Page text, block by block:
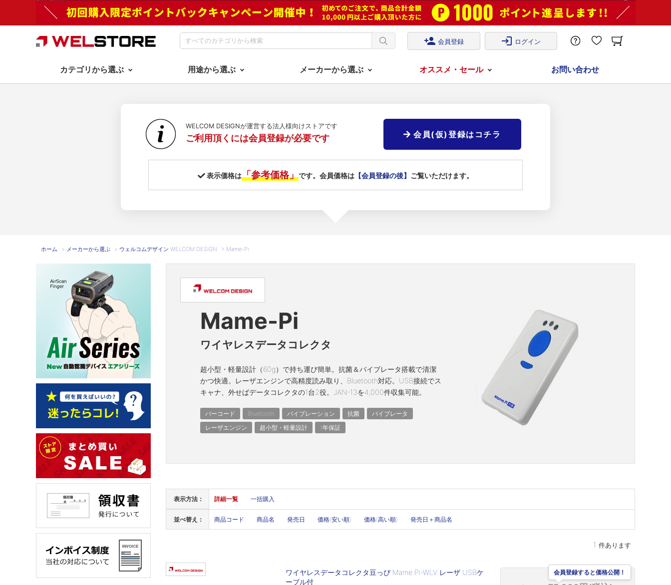
person_add 会員登録 login ログイン
カテゴリから選ぶ 用途から選ぶ メーカーから選ぶ オススメ・セール お問い合わせ
WELCOM DESIGNが運営する法人様向けストアです
ご利用頂くには会員登録が必要です 会員(仮)登録はコチラ
表示価格は「参考価格」です。会員価格は【会員登録の後】 ご覧いただけます。
ホーム > メーカーから選ぶ > ウェルコムデザイン WELCOM DESIGN > Mame-Pi
Mame-Pi
ワイヤレスデータコレクタ
超小型・軽量設計（60g）で持ち運び簡単。抗菌＆バイブレータ搭載で清潔
かつ快適。レーザエンジンで高精度読み取り、Bluetooth対応。USB接続でス
キャナ、外せばデータコレクタの1台2役。JAN-13を4,000件収集可能。
バーコード Bluetooth バイブレーション 抗菌
バイブレータ
レーザエンジン
超小型・軽量設計 1年保証
表示方法： 詳細一覧 一括購入
並べ替え： 商品コード 商品名 発売日 価格(安い順) 価格(高い順) 発売日＋商品名
1 件あります
ワイヤレスデータコレクタ豆っぴ Mame.Pi-WLV レーザ USBケ
ーブル付
会員登録すると価格公開！